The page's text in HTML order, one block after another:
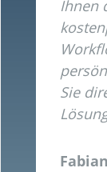
Ihnen
Sie